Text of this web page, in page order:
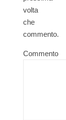
volta
che
commento.
Commento